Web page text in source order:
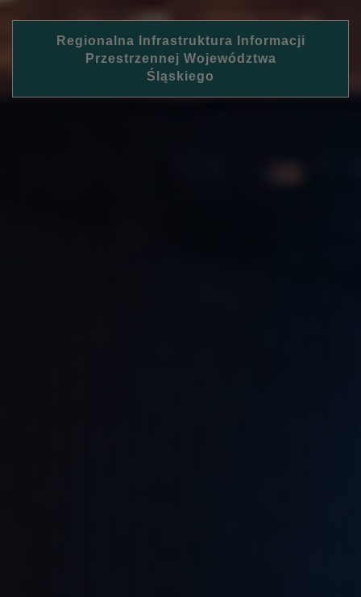
Regionalna Infrastruktura Informacji
Przestrzennej Województwa
Śląskiego